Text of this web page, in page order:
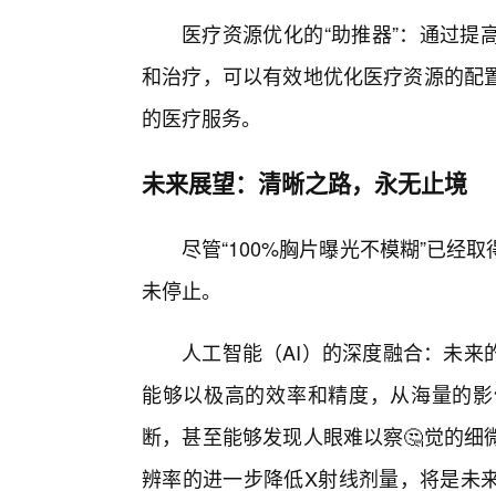
医疗资源优化的“助推器”：通过
和治疗，可以有效地优化医疗资源的
的医疗服务。
未来展望：清晰之路，永无止境
尽管“100%胸片曝光不模糊”已经
未停止。
人工智能（AI）的深度融合：未
能够以极高的效率和精度，从海量的
断，甚至能够发现人眼难以察🤔觉的
辨率的进一步降低X射线剂量，将是未